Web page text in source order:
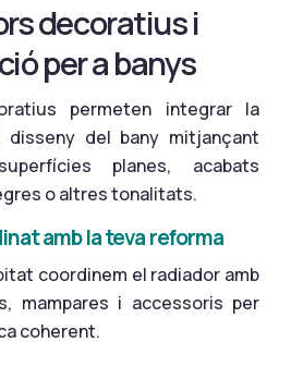
decoratius i
per a banys
permeten integrar la
del bany mitjançant
planes, acabats
o altres tonalitats.
amb la teva reforma
coordinem el radiador amb
mampares i accessoris per
coherent.